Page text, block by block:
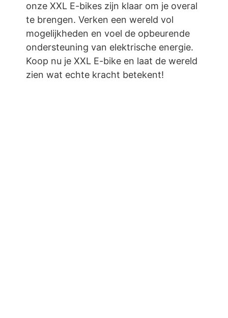
onze XXL E-bikes zijn klaar om je overal
te brengen. Verken een wereld vol
mogelijkheden en voel de opbeurende
ondersteuning van elektrische energie.
Koop nu je XXL E-bike en laat de wereld
zien wat echte kracht betekent!